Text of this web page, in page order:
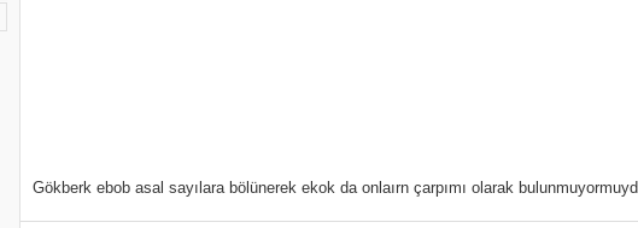
Gökberk ebob asal sayılara bölünerek ekok da onlaırn çarpımı olarak